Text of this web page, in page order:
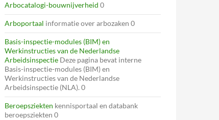
Arbocatalogi-bouwnijverheid 0
Arboportaal informatie over arbozaken 0
Basis-inspectie-modules (BIM) en
Werkinstructies van de Nederlandse
Arbeidsinspectie Deze pagina bevat interne
Basis-inspectie-modules (BIM) en
Werkinstructies van de Nederlandse
Arbeidsinspectie (NLA). 0
Beroepsziekten kennisportaal en databank
beroepsziekten 0